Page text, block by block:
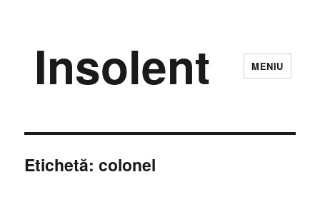
Insolent MENIU
Etichetă:colonel